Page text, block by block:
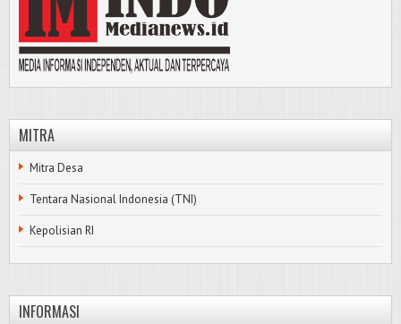
MITRA
Mitra Desa
Tentara Nasional Indonesia (TNI)
Kepolisian RI
INFORMASI